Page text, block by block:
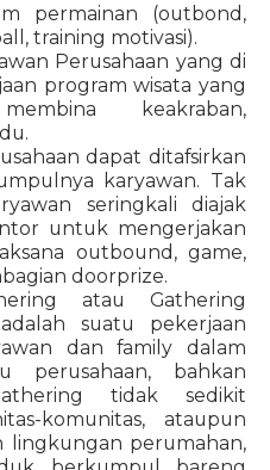
permainan (outbond,
training motivasi).
Perusahaan yang di
program wisata yang
keakraban,
dapat ditafsirkan
karyawan. Tak
seringkali diajak
untuk mengerjakan
outbound, game,
doorprize.
atau Gathering
suatu pekerjaan
dan family dalam
perusahaan, bahkan
tidak sedikit
komunitas, ataupun
lingkungan perumahan,